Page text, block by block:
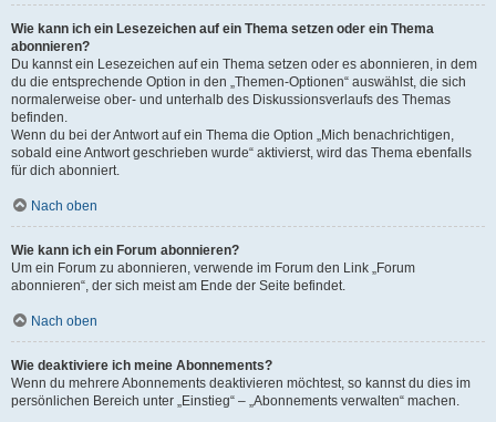
Wie kann ich ein Lesezeichen auf ein Thema setzen oder ein Thema
abonnieren?
Du kannst ein Lesezeichen auf ein Thema setzen oder es abonnieren, in dem
du die entsprechende Option in den „Themen-Optionen“ auswählst, die sich
normalerweise ober- und unterhalb des Diskussionsverlaufs des Themas
befinden.
Wenn du bei der Antwort auf ein Thema die Option „Mich benachrichtigen,
sobald eine Antwort geschrieben wurde“ aktivierst, wird das Thema ebenfalls
für dich abonniert.
Nach oben
Wie kann ich ein Forum abonnieren?
Um ein Forum zu abonnieren, verwende im Forum den Link „Forum
abonnieren“, der sich meist am Ende der Seite befindet.
Nach oben
Wie deaktiviere ich meine Abonnements?
Wenn du mehrere Abonnements deaktivieren möchtest, so kannst du dies im
persönlichen Bereich unter „Einstieg“ – „Abonnements verwalten“ machen.